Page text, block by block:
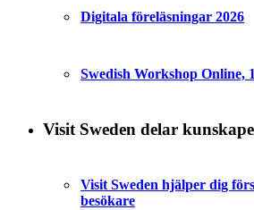
Digitala föreläsningar 2026
Swedish Workshop Online,
Visit Sweden delar
Visit Sweden hjälper dig
besökare